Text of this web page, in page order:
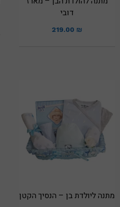
דובי
219.00 ₪
מתנה ליולדת בן – הנסיך הקטן